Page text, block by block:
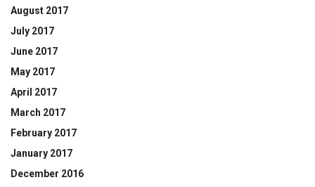
August 2017
July 2017
June 2017
May 2017
April 2017
March 2017
February 2017
January 2017
December 2016